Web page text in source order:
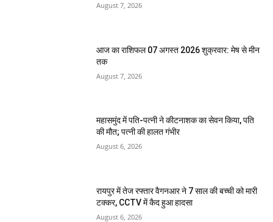
August 7, 2026
आज का राशिफल 07 अगस्त 2026 शुक्रवार: मेष से मीन
तक
August 7, 2026
महासमुंद में पति-पत्नी ने कीटनाशक का सेवन किया, पति
की मौत; पत्नी की हालत गंभीर
August 6, 2026
रायपुर में तेज रफ्तार वैगनआर ने 7 साल की बच्ची को मारी
टक्कर, CCTV में कैद हुआ हादसा
August 6, 2026